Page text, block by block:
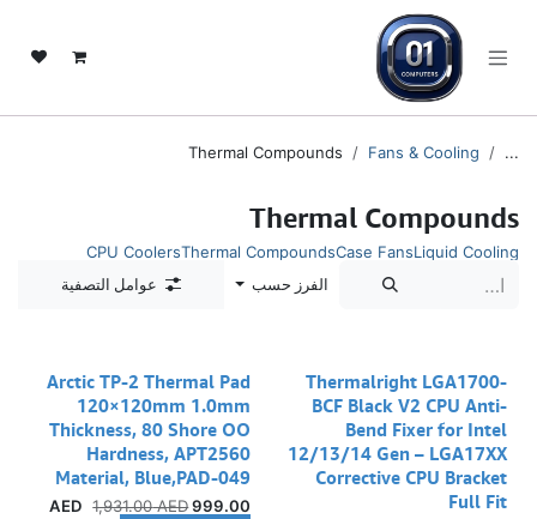
...
Fans & Cooling
Thermal Compounds
Thermal Compounds
Liquid Cooling
Case Fans
Thermal Compounds
CPU Coolers
الفرز حسب
عوامل التصفية
Thermalright LGA1700-
BCF Black V2 CPU Anti-
Bend Fixer for Intel
12/13/14 Gen – LGA17XX
Corrective CPU Bracket
Full Fit
Arctic TP-2 Thermal Pad
120×120mm 1.0mm
Thickness, 80 Shore OO
Hardness, APT2560
Material, Blue,PAD-049
999.00
AED
1,931.00AED